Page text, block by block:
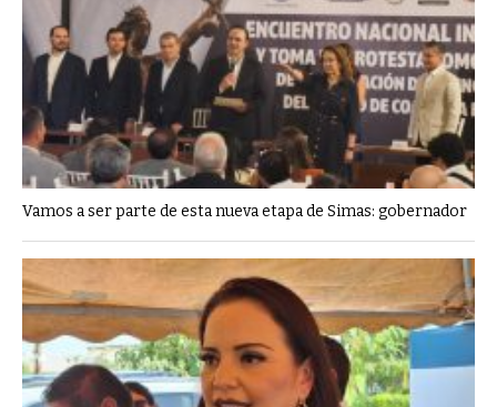
Vamos a ser parte de esta nueva etapa de Simas: gobernador